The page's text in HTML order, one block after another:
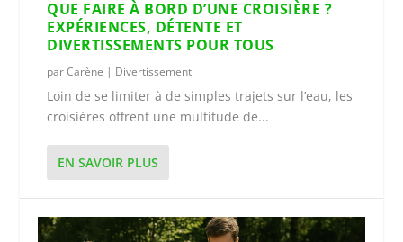
QUE FAIRE À BORD D’UNE CROISIÈRE ?
EXPÉRIENCES, DÉTENTE ET
DIVERTISSEMENTS POUR TOUS
parCarène | Divertissement
Loin de se limiter à de simples trajets sur l’eau, les
croisières offrent une multitude de...
EN SAVOIR PLUS